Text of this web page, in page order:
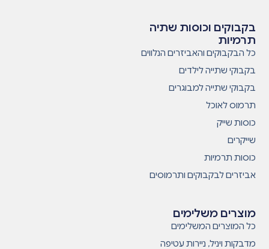
מוצרים משלימים
כל המוצרים המשלימים
מדבקות ויניל, ניירות עטיפה
בקבוקים וכוסות שתיה
תרמיות
כל הבקבוקים והאביזרים הנלווים
בקבוקי שתייה לילדים
בקבוקי שתייה למבוגרים
תרמוס לאוכל
כוסות שייק
שייקרים
כוסות תרמיות
אביזרים לבקבוקים ותרמוסים